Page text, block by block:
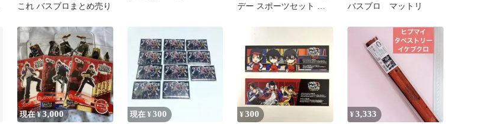
これ バスブロまとめ売り
デー スポーツセット 山
バスブロ マットリ
現在 ¥3,000 現在 ¥300 ¥300 ¥3,333